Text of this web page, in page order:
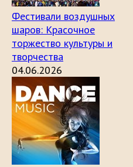
Фестивали воздушных
шаров: Красочное
торжество культуры и
творчества
04.06.2026